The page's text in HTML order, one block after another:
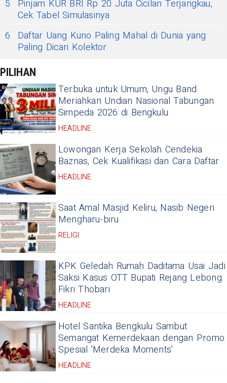
5
Pinjam KUR BRI Rp 20 Juta Cicilan Terjangkau,
Cek Tabel Simulasinya
6
Daftar Uang Kuno Paling Mahal di Dunia yang
Paling Dicari Kolektor
PILIHAN
Terbuka untuk Umum, Ungu Band
Meriahkan Undian Nasional Tabungan
Simpeda 2026 di Bengkulu
HEADLINE
Lowongan Kerja Sekolah Cendekia
Baznas, Cek Kualifikasi dan Cara Daftar
HEADLINE
Saat Amal Masjid Keliru, Nasib Negeri
Mengharu-biru
RELIGI
KPK Geledah Rumah Daditama Usai Jadi
Saksi Kasus OTT Bupati Rejang Lebong
Fikri Thobari
HEADLINE
Hotel Santika Bengkulu Sambut
Semangat Kemerdekaan dengan Promo
Spesial 'Merdeka Moments'
HEADLINE